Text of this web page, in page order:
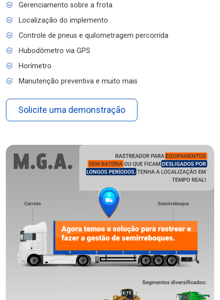
Gerenciamento sobre a frota
Localização do implemento
Controle de pneus e quilometragem percorrida
Hubodômetro via GPS
Horímetro
Manutenção preventiva e muito mais
Solicite uma demonstração